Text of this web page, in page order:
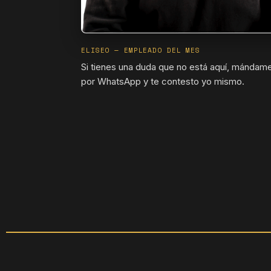
ELISEO — EMPLEADO DEL MES
Si tienes una duda que no está aquí,
por WhatsApp y te contesto yo mismo.